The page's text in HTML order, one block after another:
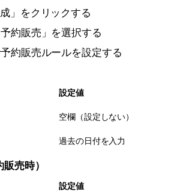
」をクリックする
約販売」を選択する
約販売ルールを設定する
設定値
空欄（設定しない）
過去の日付を入力
売時）
設定値